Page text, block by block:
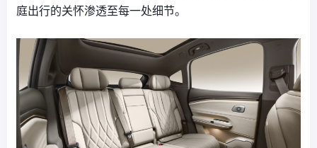
庭出行的关怀渗透至每一处细节。